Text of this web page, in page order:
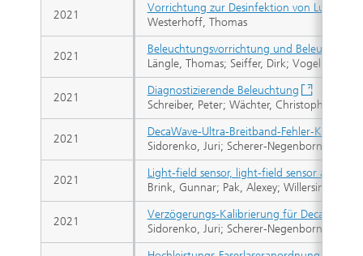
Vorrichtung zur Desinfektion von Luft und
Westerhoff, Thomas
Beleuchtungsvorrichtung und
Längle, Thomas; Seiffer, Dirk; Vogel,
Diagnostizierende Beleuchtung
Schreiber, Peter; Wächter, Christoph;
DecaWave-Ultra-Breitband-Fehler-Korrektur
Sidorenko, Juri; Scherer-Negenborn,
Light-field sensor, light-field sensor
Brink, Gunnar; Pak, Alexey; Willersinn,
Verzögerungs-Kalibrierung für Decawave
Sidorenko, Juri; Scherer-Negenborn,
2021
2021
2021
2021
2021
2021